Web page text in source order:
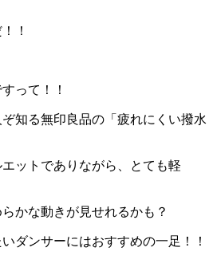
！
って！！
知る無印良品の「疲れにくい撥水
ットでありながら、とても軽
かな動きが見せれるかも？
ダンサーにはおすすめの一足！！